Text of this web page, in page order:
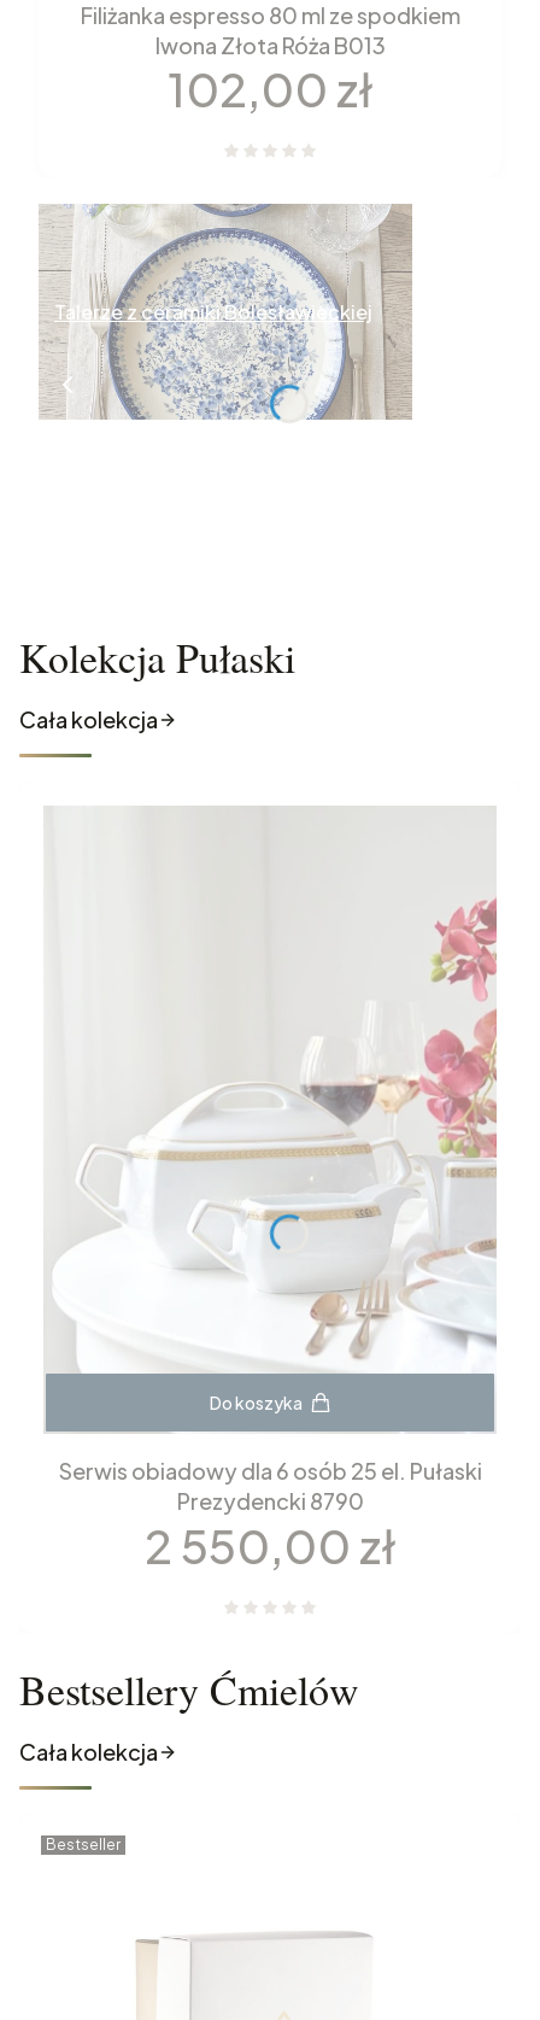
Filiżanka espresso 80 ml ze spodkiem
Iwona Złota Róża B013
Cena
102,00 zł
Talerze z ceramiki Bolesławieckiej
Kolekcja Pułaski
Cała kolekcja
Do koszyka
Serwis obiadowy dla 6 osób 25 el. Pułaski
Prezydencki 8790
Cena
2 550,00 zł
Bestsellery Ćmielów
Cała kolekcja
Bestseller